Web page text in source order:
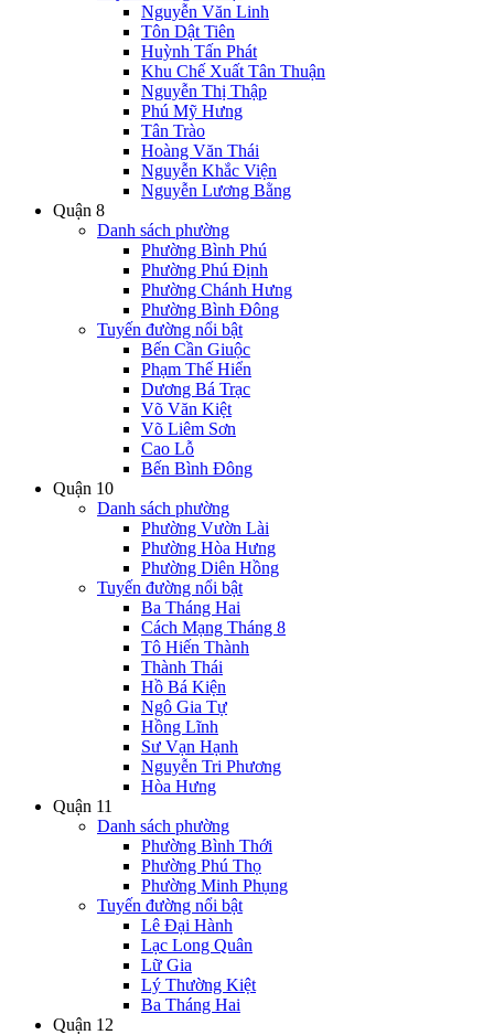
Nguyễn Văn Linh
Tôn Dật Tiên
Huỳnh Tấn Phát
Khu Chế Xuất Tân Thuận
Nguyễn Thị Thập
Phú Mỹ Hưng
Tân Trào
Hoàng Văn Thái
Nguyễn Khắc Viện
Nguyễn Lương Bằng
Quận 8
Danh sách phường
Phường Bình Phú
Phường Phú Định
Phường Chánh Hưng
Phường Bình Đông
Tuyến đường nổi bật
Bến Cần Giuộc
Phạm Thế Hiển
Dương Bá Trạc
Võ Văn Kiệt
Võ Liêm Sơn
Cao Lỗ
Bến Bình Đông
Quận 10
Danh sách phường
Phường Vườn Lài
Phường Hòa Hưng
Phường Diên Hồng
Tuyến đường nổi bật
Ba Tháng Hai
Cách Mạng Tháng 8
Tô Hiến Thành
Thành Thái
Hồ Bá Kiện
Ngô Gia Tự
Hồng Lĩnh
Sư Vạn Hạnh
Nguyễn Tri Phương
Hòa Hưng
Quận 11
Danh sách phường
Phường Bình Thới
Phường Phú Thọ
Phường Minh Phụng
Tuyến đường nổi bật
Lê Đại Hành
Lạc Long Quân
Lữ Gia
Lý Thường Kiệt
Ba Tháng Hai
Quận 12